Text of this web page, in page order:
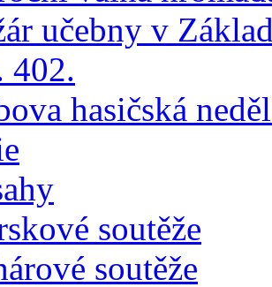
učebny v
402.
hasičská
soutěže
soutěže